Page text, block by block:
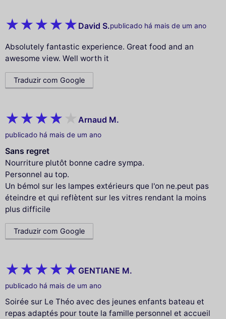
David S.publicado há mais de um ano
Absolutely fantastic experience. Great food and an
awesome view. Well worth it
Traduzir com Google
Arnaud M.
publicado há mais de um ano
Sans regret
Nourriture plutôt bonne cadre sympa.
Personnel au top.
Un bémol sur les lampes extérieurs que l'on ne.peut pas
éteindre et qui reflètent sur les vitres rendant la moins
plus difficile
Traduzir com Google
GENTIANE M.
publicado há mais de um ano
Soirée sur Le Théo avec des jeunes enfants bateau et
repas adaptés pour toute la famille personnel et accueil